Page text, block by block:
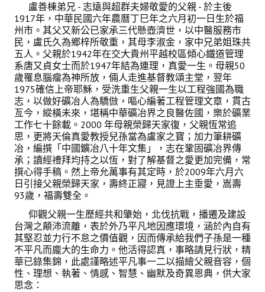
盧善棟弟兄 - 志遠與超群夫婦敬愛的父親 - 於主後
1917年，中華民國六年農曆丁巳年之六月初一日生於福
州市。其父又新公已家承三代懸壺濟世，以中醫服務市
民，盧氏久為鄉梓所敬重，其母李淑金，家中兄弟姐珠共
五人。父親於1942年在交大貴州平越校區傾心鐵道管理
系唐又貞女士而於1947年結為連理，真愛一生。母親50
歲罹息腦瘤為神所放，倆人走進基督教頌主堂，翌年
1975確信上帝耶穌，受洗重生父親一生以工程強國為職
志，以做好礦冶人為驕倣，嘔心編著工程管理文章，貫古
亙今，縱橫未來，堪稱中華礦冶界之良醫佐國，樂於礦業
工作七十餘載。2000 年母親榮歸天家復，父親恆常追
思，更將天倫真愛教授兒孫當為盧家之寶；加力筆耕礦
冶，編撰「中國鑛冶八十年文集」，志在鞏固礦冶界傳
承；讀經禮拜均持之以恆，對了解基督之愛更加完備，常
撰心得手稿。然上帝允萬事有其定時，於2009年六月六
日引接父親榮歸天家，壽終正寢，見證上主垂愛，嵩壽
93歲，福壽雙全。
仰觀父親一生歷經共和肇始，北伐抗戰，播遷及建設
台灣之顛沛流離，表於外乃平凡地因應環境，涵於內自有
其堅忍並力行不怠之價值觀，因而傳承給我們子孫是一種
不平凡而龐大的生命力。他活得認真，事略請見行狀，精
華已錄集錦，此處謹略述平凡事一二以描繪父親音容，個
性、理想、執著、情感、智慧、幽默及奇異恩典，供大家
思念：